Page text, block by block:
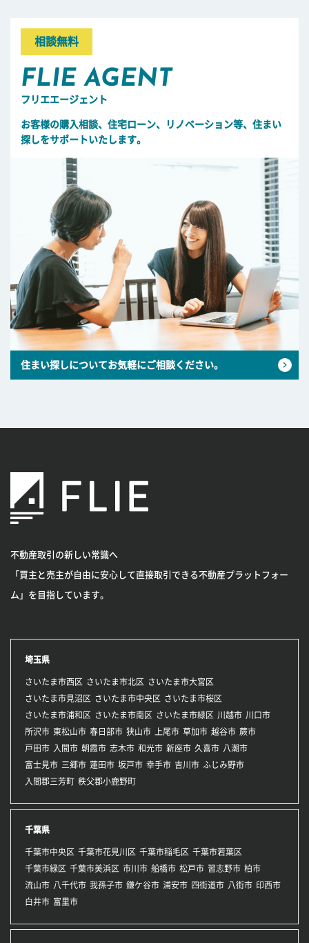
相談無料
FLIE AGENT
フリエエージェント
お客様の購入相談、住宅ローン、リノベーション等、住まい
探しをサポートいたします。
住まい探しについてお気軽にご相談ください。
不動産取引の新しい常識へ
「買主と売主が自由に安心して直接取引できる不動産プラットフォー
ム」を目指しています。
埼玉県
さいたま市西区 さいたま市北区
さいたま市大宮区
さいたま市見沼区
さいたま市中央区
さいたま市桜区
さいたま市浦和区
さいたま市南区 さいたま市緑区 川越市 川口市
所沢市 東松山市 春日部市 狭山市 上尾市 草加市 越谷市 蕨市
戸田市 入間市 朝霞市 志木市 和光市 新座市 久喜市 八潮市
富士見市 三郷市 蓮田市 坂戸市 幸手市 吉川市 ふじみ野市
入間郡三芳町 秩父郡小鹿野町
千葉県
千葉市中央区 千葉市花見川区 千葉市稲毛区 千葉市若葉区
千葉市緑区 千葉市美浜区 市川市 船橋市 松戸市 習志野市 柏市
流山市 八千代市 我孫子市 鎌ケ谷市 浦安市 四街道市 八街市 印西市
白井市 富里市